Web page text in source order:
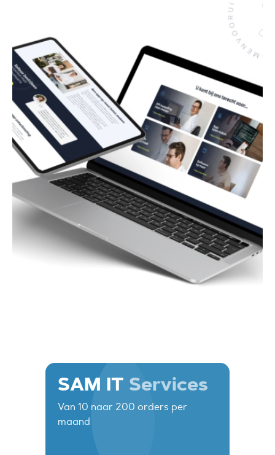
SAM IT Services
Van 10 naar 200 orders per
maand